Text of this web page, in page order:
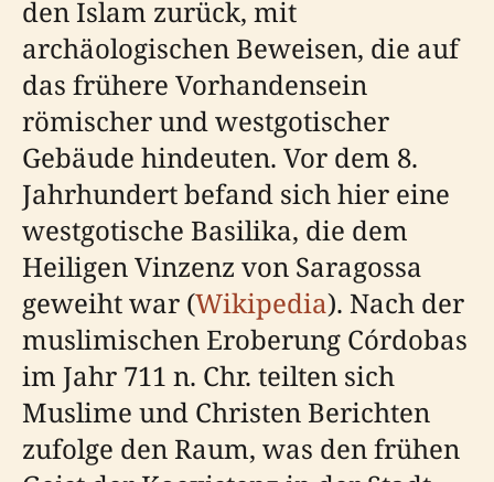
den Islam zurück, mit
archäologischen Beweisen, die auf
das frühere Vorhandensein
römischer und westgotischer
Gebäude hindeuten. Vor dem 8.
Jahrhundert befand sich hier eine
westgotische Basilika, die dem
Heiligen Vinzenz von Saragossa
geweiht war (Wikipedia). Nach der
muslimischen Eroberung Córdobas
im Jahr 711 n. Chr. teilten sich
Muslime und Christen Berichten
zufolge den Raum, was den frühen